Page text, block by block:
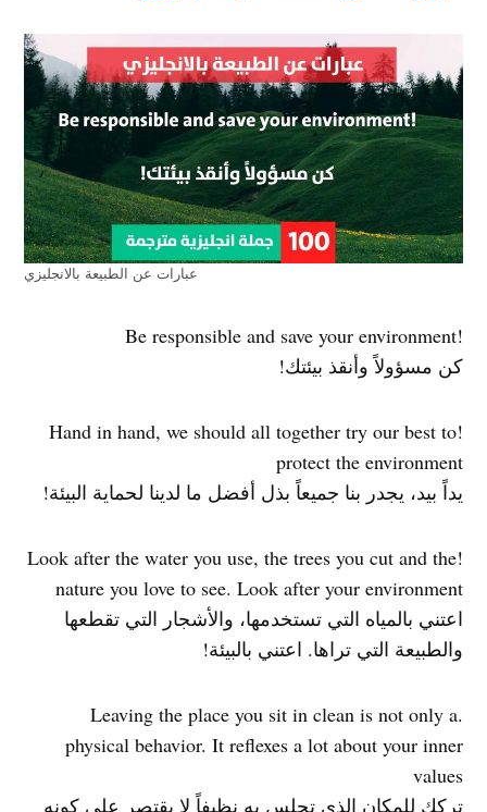
عبارات عن الطبيعة بالانجليزي
!Be responsible and save your environment
كن مسؤولاً وأنقذ بيئتك!
!Hand in hand, we should all together try our best to
protect the environment
يداً بيد، يجدر بنا جميعاً بذل أفضل ما لدينا لحماية البيئة!
!Look after the water you use, the trees you cut and the
nature you love to see. Look after your environment
اعتني بالمياه التي تستخدمها، والأشجار التي تقطعها
والطبيعة التي تراها. اعتني بالبيئة!
.Leaving the place you sit in clean is not only a
physical behavior. It reflexes a lot about your inner
values
تركك للمكان الذي تجلس به نظيفاً لا يقتصر على كونه